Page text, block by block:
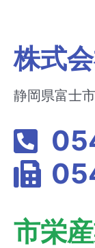
株式
静岡県富士
市栄